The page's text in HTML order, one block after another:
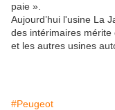
paie ».
Aujourd’hui l'usine La
des intérimaires
et les autres usines
#Peugeot